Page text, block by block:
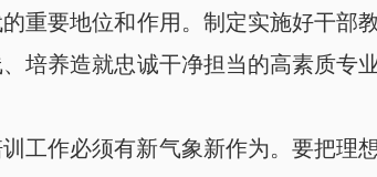
重要地位和作用。制定实施好干部
培养造就忠诚干净担当的高素质专
工作必须有新气象新作为。要把理